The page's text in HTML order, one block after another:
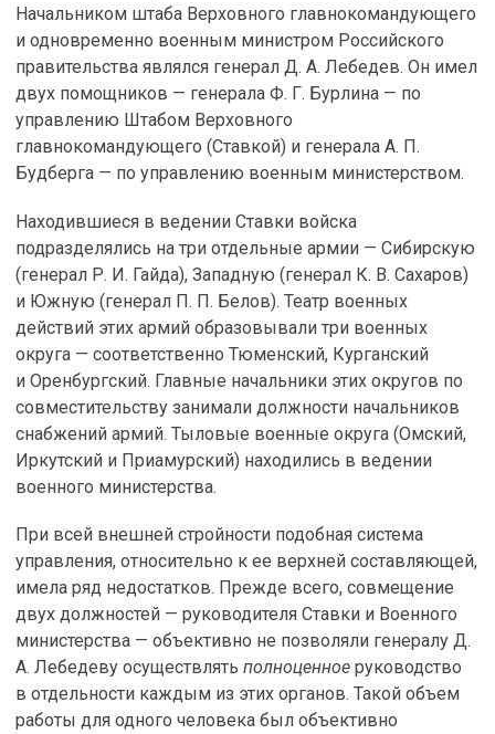
Начальником штаба Верховного главнокомандующего
и одновременно военным министром Российского
правительства являлся генерал Д. А. Лебедев. Он имел
двух по­мощников — генерала Ф. Г. Бурлина — по
управлению Штабом Верховного
главнокомандующего (Ставкой) и генерала А. П.
Будберга — по управлению военным министерством.
Находившиеся в ведении Ставки войска
подразделялись на три отдельные армии — Сибирскую
(генерал Р. И. Гайда), Западную (генерал К. В. Сахаров)
и Южную (генерал П. П. Белов). Театр военных
действий этих армий образовывали три военных
округа — соответственно Тюменский, Курганский
и Оренбургский. Главные начальники этих округов по
совместительству занимали должности начальников
снабжений армий. Тыловые военные округа (Омский,
Иркутский и Приамурский) находились в ведении
военного министерства.
При всей внешней стройности подобная система
управления, относительно к ее верхней составляющей,
имела ряд недостатков. Прежде всего, совмещение
двух должностей — руководителя Ставки и Военного
министерства — объективно не позволяли генералу Д.
А. Лебедеву осуществлять полноценное руководство
в отдельности каждым из этих органов. Такой объем
работы для одного человека был объективно